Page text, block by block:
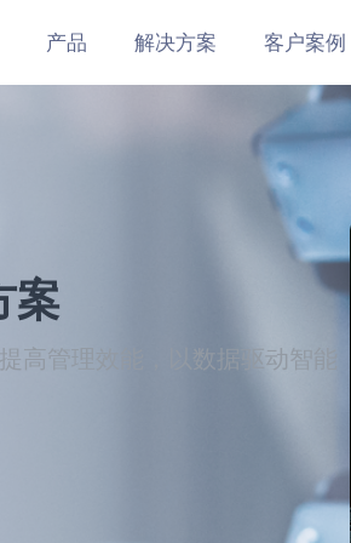
产品 解决方案 客户案例
案
高管理效能，以数据驱动智能